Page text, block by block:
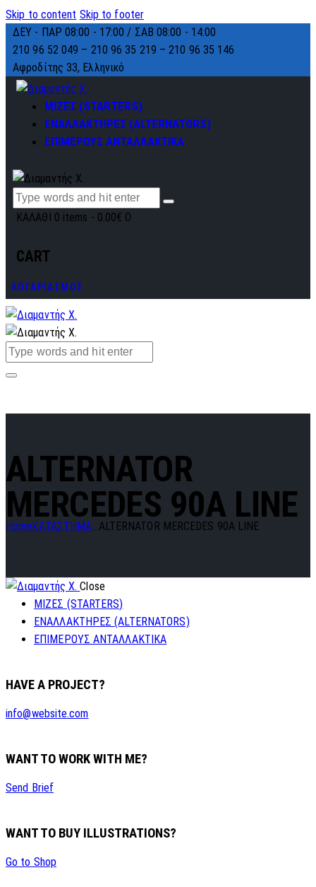
Skip to content Skip to footer
ΔΕΥ - ΠΑΡ 08:00 - 17:00 / ΣΑΒ 08:00 - 14:00
210 96 52 049 – 210 96 35 219 –210 96 35 146
Αφροδίτης 33, Ελληνικό
ΜΙΖΕΣ (STARTERS)
ΕΝΑΛΛΑΚΤΗΡΕΣ (ALTERNATORS)
ΕΠΙΜΕΡΟΥΣ ΑΝΤΑΛΛΑΚΤΙΚΑ
ΚΑΛΑΘΙ 0 items - 0.00€ 0
CART
ΛΟΓΑΡΙΑΣΜΟΣ
ALTERNATOR
MERCEDES 90A LINE
Home ΚΑΤΑΣΤΗΜΑ...ALTERNATOR MERCEDES 90A LINE
Close
ΜΙΖΕΣ (STARTERS)
ΕΝΑΛΛΑΚΤΗΡΕΣ (ALTERNATORS)
ΕΠΙΜΕΡΟΥΣ ΑΝΤΑΛΛΑΚΤΙΚΑ
HAVE A PROJECT?
info@website.com
WANT TO WORK WITH ME?
Send Brief
WANT TO BUY ILLUSTRATIONS?
Go to Shop